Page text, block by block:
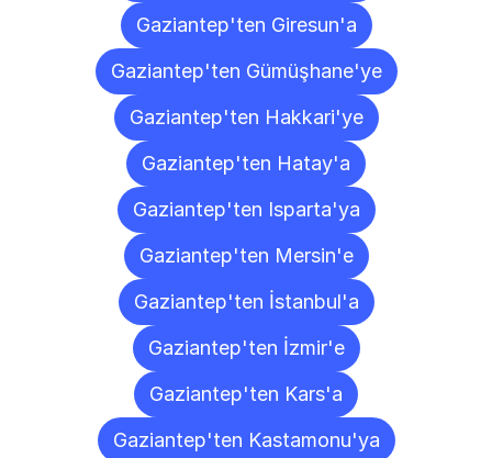
Gaziantep'ten Giresun'a
Gaziantep'ten Gümüşhane'ye
Gaziantep'ten Hakkari'ye
Gaziantep'ten Hatay'a
Gaziantep'ten Isparta'ya
Gaziantep'ten Mersin'e
Gaziantep'ten İstanbul'a
Gaziantep'ten İzmir'e
Gaziantep'ten Kars'a
Gaziantep'ten Kastamonu'ya